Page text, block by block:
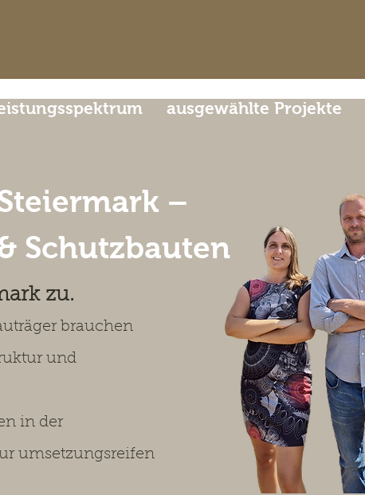
ausgewählte Projekte
zu.
brauchen
und
in der
umsetzungsreifen
–
Schutzbauten